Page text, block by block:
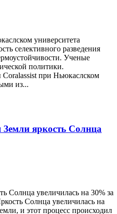
университета
селективного разведения
Ученые
политики.
Coralassist при Ньюкаслском
из...
Земли яркость Солнца
Солнца увеличилась на 30% за
Солнца увеличилась на
и этот процесс происходил